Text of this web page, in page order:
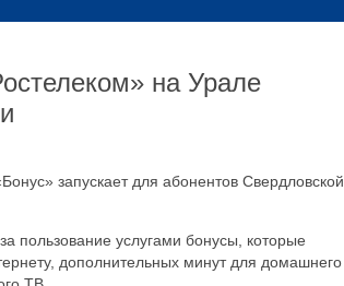
на Урале
запускает для абонентов Свердловской
пользование услугами бонусы, которые
дополнительных минут для домашнего